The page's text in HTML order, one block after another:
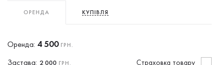
ОРЕНДА КУПІВЛЯ
Оренда: 4 500ГРН.
Застава: 2 000 ГРН. Cтраховка товару